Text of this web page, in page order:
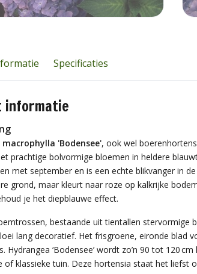
Specificaties
informatie
'Bodensee', ook wel
prachtige bolvormige bloemen in heldere
met september en is een echte blikvanger in
grond, maar kleurt naar roze op kalkrijke
je het diepblauwe effect.
bestaande uit tientallen stervormige
lang decoratief. Het frisgroene, eironde blad
Hydrangea ‘Bodensee’ wordt zo’n 90 tot 120
of klassieke tuin. Deze hortensia staat het liefst